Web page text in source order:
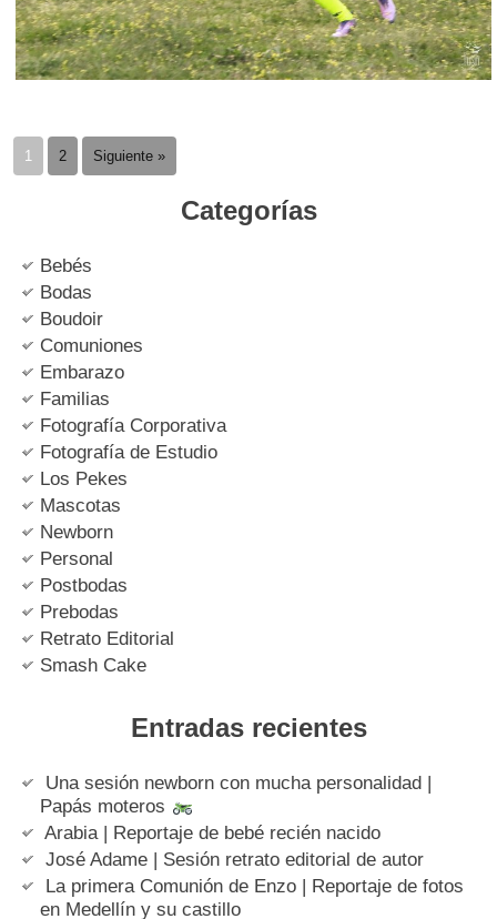
1 2 Siguiente »
Categorías
Bebés
Bodas
Boudoir
Comuniones
Embarazo
Familias
Fotografía Corporativa
Fotografía de Estudio
Los Pekes
Mascotas
Newborn
Personal
Postbodas
Prebodas
Retrato Editorial
Smash Cake
Entradas recientes
Una sesión newborn con mucha personalidad |
Papás moteros
Arabia | Reportaje de bebé recién nacido
José Adame | Sesión retrato editorial de autor
La primera Comunión de Enzo | Reportaje de fotos
en Medellín y su castillo